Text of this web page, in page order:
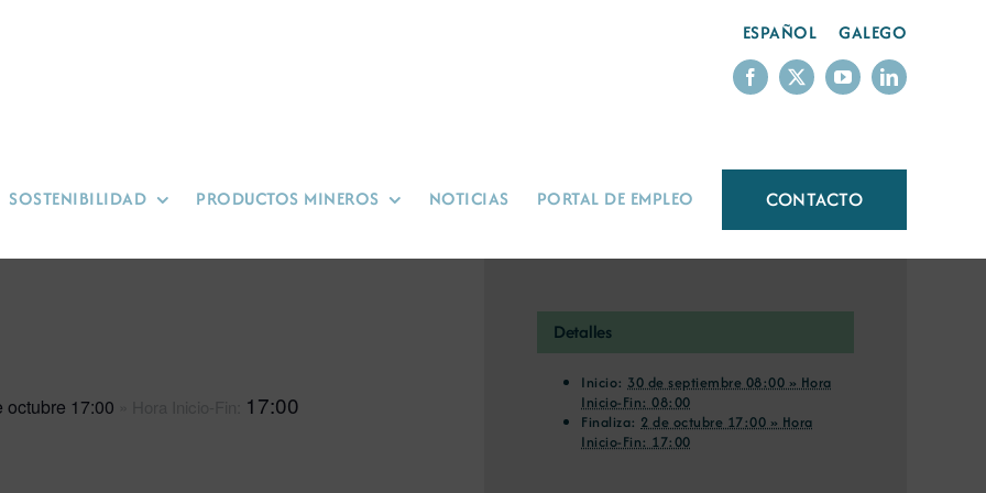
ESPAÑOL GALEGO
SOSTENIBILIDAD PRODUCTOS MINEROS NOTICIAS PORTAL DE EMPLEO CONTACTO
octubre 17:00 17:00
Detalles
Inicio: 30 de septiembre 08:00 » Hora
Inicio-Fin: 08:00
Finaliza: 2 de octubre 17:00 » Hora
Inicio-Fin: 17:00